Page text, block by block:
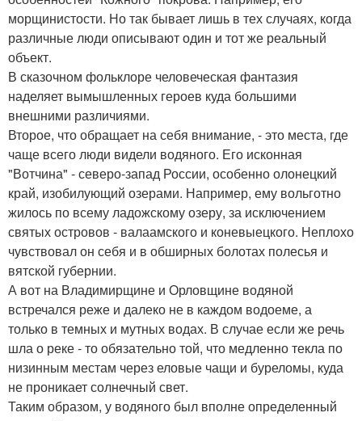
морщинистости. Но так бывает лишь в тех случаях, когда
различные люди описывают один и тот же реальный
объект.
В сказочном фольклоре человеческая фантазия
наделяет вымышленных героев куда большими
внешними различиями.
Второе, что обращает на себя внимание, - это места, где
чаще всего люди видели водяного. Его исконная
"Вотчина" - северо-запад России, особенно олонецкий
край, изобилующий озерами. Например, ему вольготно
жилось по всему ладожскому озеру, за исключением
святых островов - валаамского и коневыецкого. Неплохо
чувствовал он себя и в обширных болотах полесья и
вятской губернии.
А вот на Владимирщине и Орловщине водяной
встречался реже и далеко не в каждом водоеме, а
только в темных и мутных водах. В случае если же речь
шла о реке - то обязательно той, что медленно текла по
низинным местам через еловые чащи и буреломы, куда
не проникает солнечный свет.
Таким образом, у водяного был вполне определенный